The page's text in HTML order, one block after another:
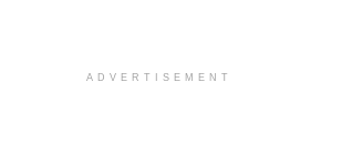
ADVERTISEMENT